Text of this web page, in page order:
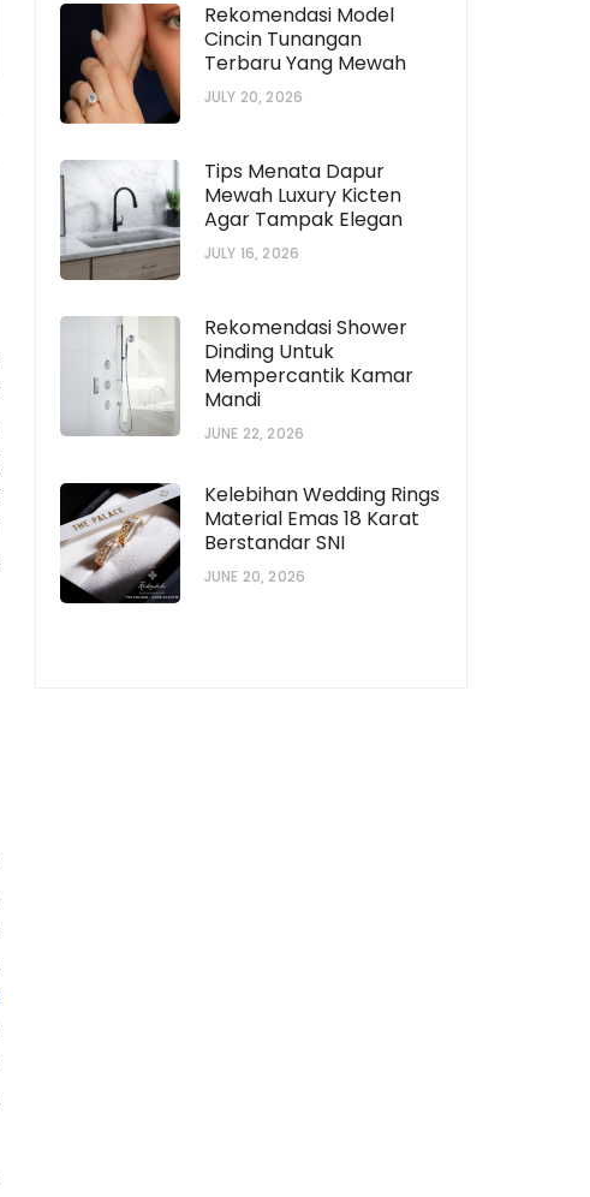
Rekomendasi Model
Cincin Tunangan
Terbaru Yang Mewah
JULY 20, 2026
Tips Menata Dapur
Mewah Luxury Kicten
Agar Tampak Elegan
JULY 16, 2026
Rekomendasi Shower
Dinding Untuk
Mempercantik Kamar
Mandi
JUNE 22, 2026
Kelebihan Wedding Rings
Material Emas 18 Karat
Berstandar SNI
JUNE 20, 2026